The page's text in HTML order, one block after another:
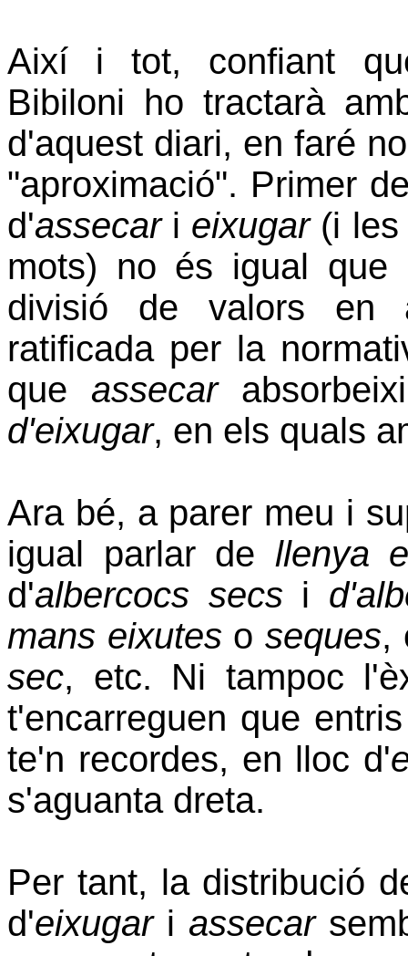
Així i tot, confiant
Bibiloni ho tractarà
d'aquest diari, en faré
"aproximació". Primer
d'assecari eixugar(i les
mots) no és igual que
divisió de valors en
ratificada per la
que assecar
d'eixugar, en els quals
Ara bé, a parer meu i
igual parlar de llenya
d'albercocs secs i
mans eixutes oseques,
sec, etc. Ni tampoc
t'encarreguen que
te'n recordes, en lloc d'
s'aguanta dreta.
Per tant, la distribució
d'eixugari assecar